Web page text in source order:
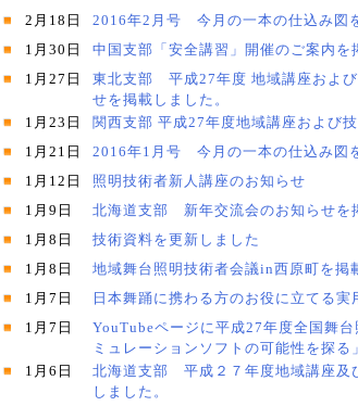
2月18日
2016年2月号 今月の一本の仕込み図
1月30日
中国支部「安全講習」開催のご案内を
1月27日
東北支部 平成27年度 地域講座およ
せを掲載しました。
1月23日
関西支部 平成27年度地域講座および
1月21日
2016年1月号 今月の一本の仕込み図
1月12日
照明技術者新人講座のお知らせ
1月9日
北海道支部 新年交流会のお知らせを
1月8日
技術資料を更新しました
1月8日
地域舞台照明技術者会議in西原町を掲
1月7日
日本舞踊に携わる方のお役に立てる
1月7日
YouTubeページに平成27年度全国舞
ミュレーションソフトの可能性を探る
1月6日
北海道支部 平成２７年度地域講座及
しました。